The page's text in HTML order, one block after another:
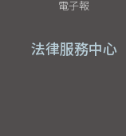
電子報
法律服務中心